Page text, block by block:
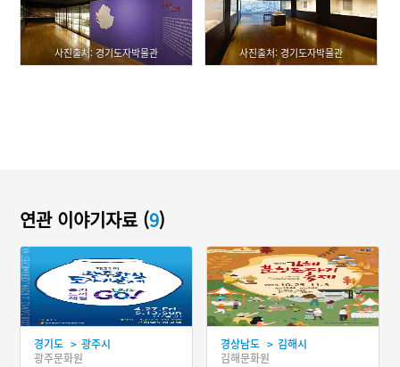
사진출처: 경기도자박물관 사진출처: 경기도자박물관
연관 이야기자료 (9)
경기도 > 광주시
광주문화원
경상남도 > 김해시
김해문화원